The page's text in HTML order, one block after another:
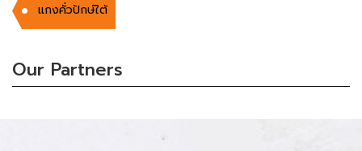
แกงคั่วปักษ์ใต้
Our Partners